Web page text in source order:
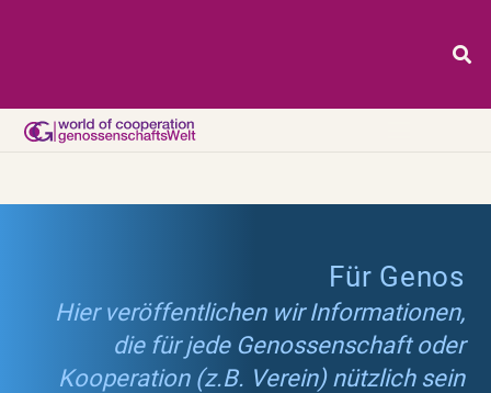
Für Genos
Hier veröffentlichen wir Informationen,
die für jede Genossenschaft oder
Kooperation (z.B. Verein) nützlich sein